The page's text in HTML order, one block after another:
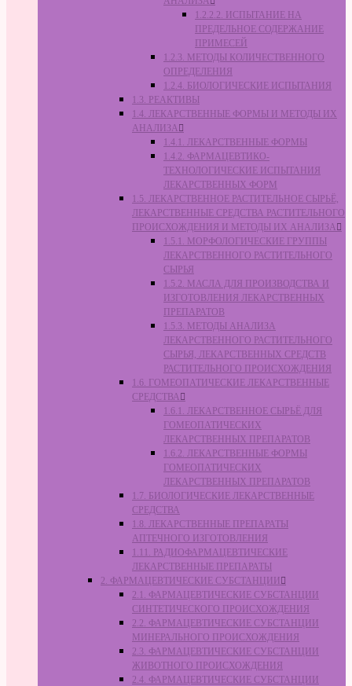
1.2.2.2. ИСПЫТАНИЕ НА
ПРЕДЕЛЬНОЕ СОДЕРЖАНИЕ
ПРИМЕСЕЙ
1.2.3. МЕТОДЫ КОЛИЧЕСТВЕННОГО
ОПРЕДЕЛЕНИЯ
1.2.4. БИОЛОГИЧЕСКИЕ ИСПЫТАНИЯ
1.3. РЕАКТИВЫ
1.4. ЛЕКАРСТВЕННЫЕ ФОРМЫ И МЕТОДЫ ИХ
АНАЛИЗА
1.4.1. ЛЕКАРСТВЕННЫЕ ФОРМЫ
1.4.2. ФАРМАЦЕВТИКО-
ТЕХНОЛОГИЧЕСКИЕ ИСПЫТАНИЯ
ЛЕКАРСТВЕННЫХ ФОРМ
1.5. ЛЕКАРСТВЕННОЕ РАСТИТЕЛЬНОЕ СЫРЬЁ,
ЛЕКАРСТВЕННЫЕ СРЕДСТВА РАСТИТЕЛЬНОГО
ПРОИСХОЖДЕНИЯ И МЕТОДЫ ИХ АНАЛИЗА
1.5.1. МОРФОЛОГИЧЕСКИЕ ГРУППЫ
ЛЕКАРСТВЕННОГО РАСТИТЕЛЬНОГО
СЫРЬЯ
1.5.2. МАСЛА ДЛЯ ПРОИЗВОДСТВА И
ИЗГОТОВЛЕНИЯ ЛЕКАРСТВЕННЫХ
ПРЕПАРАТОВ
1.5.3. МЕТОДЫ АНАЛИЗА
ЛЕКАРСТВЕННОГО РАСТИТЕЛЬНОГО
СЫРЬЯ, ЛЕКАРСТВЕННЫХ СРЕДСТВ
РАСТИТЕЛЬНОГО ПРОИСХОЖДЕНИЯ
1.6. ГОМЕОПАТИЧЕСКИЕ ЛЕКАРСТВЕННЫЕ
СРЕДСТВА
1.6.1. ЛЕКАРСТВЕННОЕ СЫРЬЁ ДЛЯ
ГОМЕОПАТИЧЕСКИХ
ЛЕКАРСТВЕННЫХ ПРЕПАРАТОВ
1.6.2. ЛЕКАРСТВЕННЫЕ ФОРМЫ
ГОМЕОПАТИЧЕСКИХ
ЛЕКАРСТВЕННЫХ ПРЕПАРАТОВ
1.7. БИОЛОГИЧЕСКИЕ ЛЕКАРСТВЕННЫЕ
СРЕДСТВА
1.8. ЛЕКАРСТВЕННЫЕ ПРЕПАРАТЫ
АПТЕЧНОГО ИЗГОТОВЛЕНИЯ
1.11. РАДИОФАРМАЦЕВТИЧЕСКИЕ
ЛЕКАРСТВЕННЫЕ ПРЕПАРАТЫ
2. ФАРМАЦЕВТИЧЕСКИЕ СУБСТАНЦИИ
2.1. ФАРМАЦЕВТИЧЕСКИЕ СУБСТАНЦИИ
СИНТЕТИЧЕСКОГО ПРОИСХОЖДЕНИЯ
2.2. ФАРМАЦЕВТИЧЕСКИЕ СУБСТАНЦИИ
МИНЕРАЛЬНОГО ПРОИСХОЖДЕНИЯ
2.3. ФАРМАЦЕВТИЧЕСКИЕ СУБСТАНЦИИ
ЖИВОТНОГО ПРОИСХОЖДЕНИЯ
2.4. ФАРМАЦЕВТИЧЕСКИЕ СУБСТАНЦИИ